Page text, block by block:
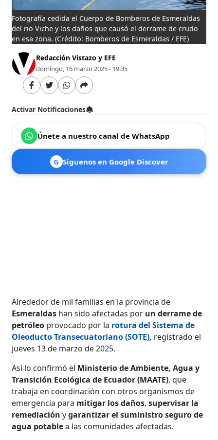
Fotografía cedida el Cuerpo de Bomberos de Esmeraldas
del rio Viche y los daños que causó el derrame de crudo
en esa zona.(Crédito: Bomberos de Esmeraldas / EFE)
Redacción Vistazo y EFE
domingo, 16 marzo 2025 - 19:35
Activar Notificaciones
Únete a nuestro canal de WhatsApp
G Síguenos en Google Discover
Alrededor de mil familias en la provincia de
Esmeraldas han sido afectadas por un derrame de
petróleo provocado por la rotura del Sistema de
Oleoducto Transecuatoriano (SOTE), registrado el
jueves 13 de marzo de 2025.
Así lo confirmó el Ministerio de Ambiente, Agua y
Transición Ecológica de Ecuador (MAATE), que
trabaja en coordinación con otros organismos de
emergencia para mitigar los daños, supervisar la
remediaciónygarantizar el suministro seguro de
agua potablea las comunidades afectadas.